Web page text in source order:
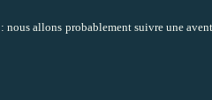
allons probablement suivre une